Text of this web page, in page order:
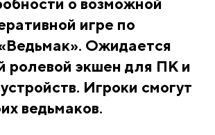
о возможной
игре по
Ожидается
ролевой экшен для ПК и
Игроки смогут
ведьмаков.